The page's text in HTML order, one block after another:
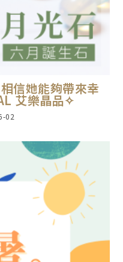
信她能夠帶來幸
艾樂晶品✧
02